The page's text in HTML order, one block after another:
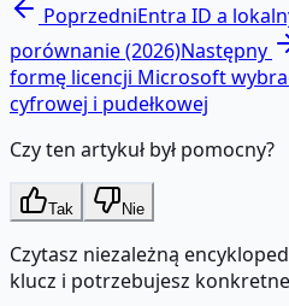
PoprzedniEntra ID a
porównanie (2026)Następny
formę licencji Microsoft
cyfrowej i pudełkowej
Czy ten artykuł był pomocny?
Tak Nie
Czytasz niezależną
klucz i potrzebujesz